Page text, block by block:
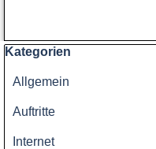
Block überspringen Kategorien
Kategorien
Allgemein
Auftritte
Internet